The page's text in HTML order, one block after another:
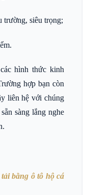
trường, siêu trọng;
hình thức kinh
hợp bạn còn
liên hệ với chúng
sàng lắng nghe
bằng ô tô hộ cá